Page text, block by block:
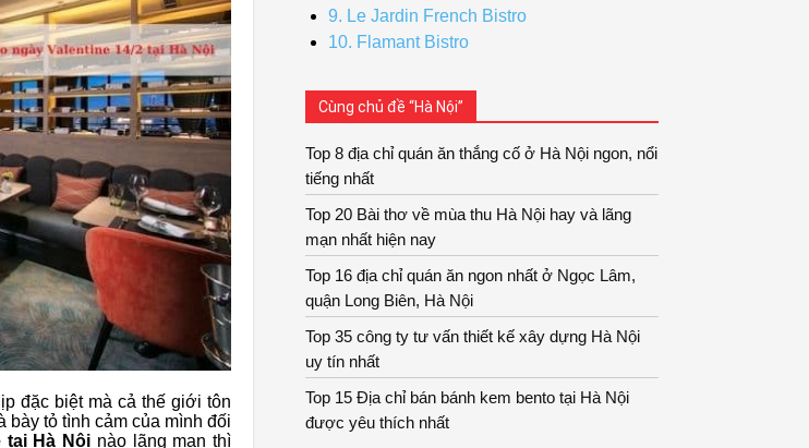
đặc biệt mà cả thế giới tôn
tỏ tình cảm của mình đối
tại Hà Nội nào lãng mạn thì
9. Le Jardin French Bistro
10. Flamant Bistro
Cùng chủ đề “Hà Nội”
Top 8 địa chỉ quán ăn thắng cố ở Hà Nội ngon, nổi
tiếng nhất
Top 20 Bài thơ về mùa thu Hà Nội hay và lãng
mạn nhất hiện nay
Top 16 địa chỉ quán ăn ngon nhất ở Ngọc Lâm,
quận Long Biên, Hà Nội
Top 35 công ty tư vấn thiết kế xây dựng Hà Nội
uy tín nhất
Top 15 Địa chỉ bán bánh kem bento tại Hà Nội
được yêu thích nhất